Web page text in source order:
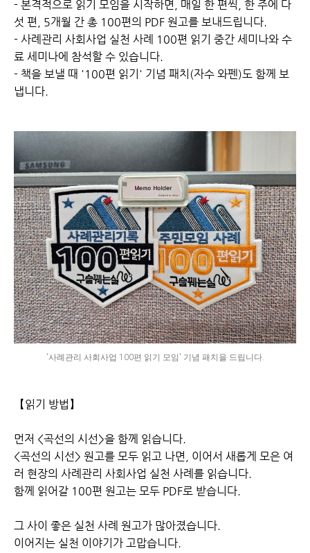
- 본격적으로 읽기 모임을 시작하면, 매일 한 편씩, 한 주에 다
섯 편, 5개월 간 총 100편의 PDF 원고를 보내드립니다.
- 사례관리 사회사업 실천 사례 100편 읽기 중간 세미나와 수
료 세미나에 참석할 수 있습니다.
- 책을 보낼 때 '100편 읽기' 기념 패치(자수 와펜)도 함께 보
냅니다.
'사례관리 사회사업 100편 읽기 모임' 기념 패치을 드립니다.
【읽기 방법】
먼저 <곡선의 시선>을 함께 읽습니다.
<곡선의 시선> 원고를 모두 읽고 나면, 이어서 새롭게 모은 여
러 현장의 사례관리 사회사업 실천 사례를 읽습니다.
함께 읽어갈 100편 원고는 모두 PDF로 받습니다.
그 사이 좋은 실천 사례 원고가 많아졌습니다.
이어지는 실천 이야기가 고맙습니다.